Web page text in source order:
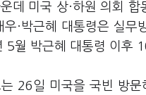
데 미국 상·하원 의회 합
우·박근혜 대통령은 실
월 박근혜 대통령 이후
26일 미국을 국빈 방